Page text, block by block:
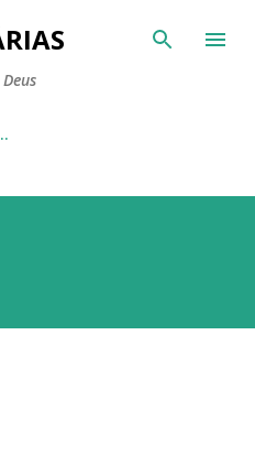
principal